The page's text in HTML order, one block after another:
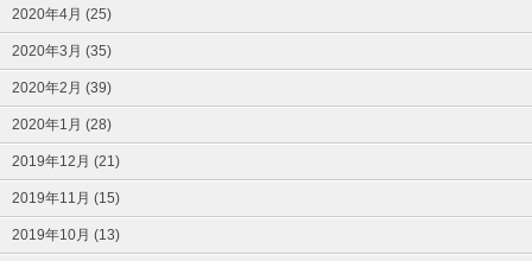
2020年4月 (25)
2020年3月 (35)
2020年2月 (39)
2020年1月 (28)
2019年12月 (21)
2019年11月 (15)
2019年10月 (13)